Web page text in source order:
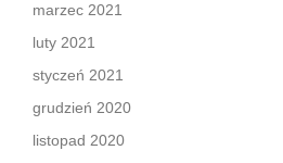
marzec 2021
luty 2021
styczeń 2021
grudzień 2020
listopad 2020